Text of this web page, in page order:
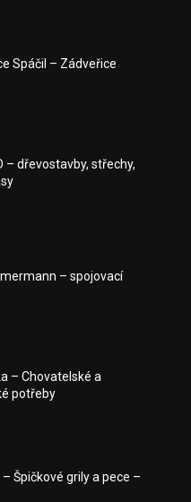
Spáčil – Zádveřice
– dřevostavby, střechy,
– spojovací
– Chovatelské a
potřeby
Špičkové grily a pece –